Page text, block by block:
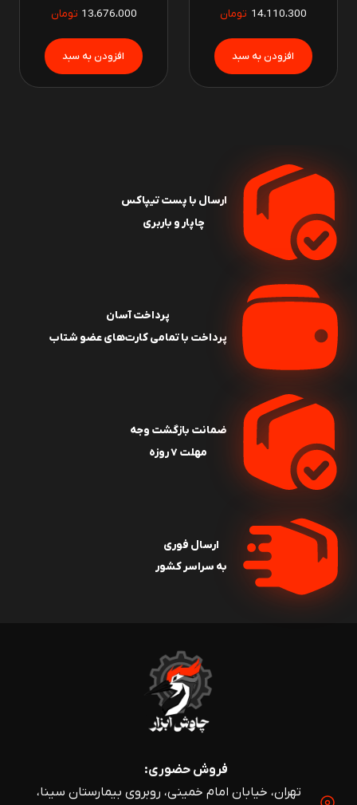
14،110،300 تومان 13،676،000 تومان
ارسال با پست تیپاکس
چاپار و باربری
پرداخت آسان
پرداخت با تمامی کارت‌های عضو شتاب
ضمانت بازگشت وجه
مهلت ۷ روزه
ارسال فوری
به سراسر کشور
فروش حضوری:
تهران، خیابان امام خمینی، روبروی بیمارستان سینا،